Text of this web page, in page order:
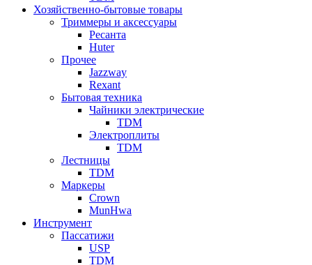
Хозяйственно-бытовые товары
Триммеры и аксессуары
Ресанта
Huter
Прочее
Jazzway
Rexant
Бытовая техника
Чайники электрические
TDM
Электроплиты
TDM
Лестницы
TDM
Маркеры
Crown
MunHwa
Инструмент
Пассатижи
USP
TDM